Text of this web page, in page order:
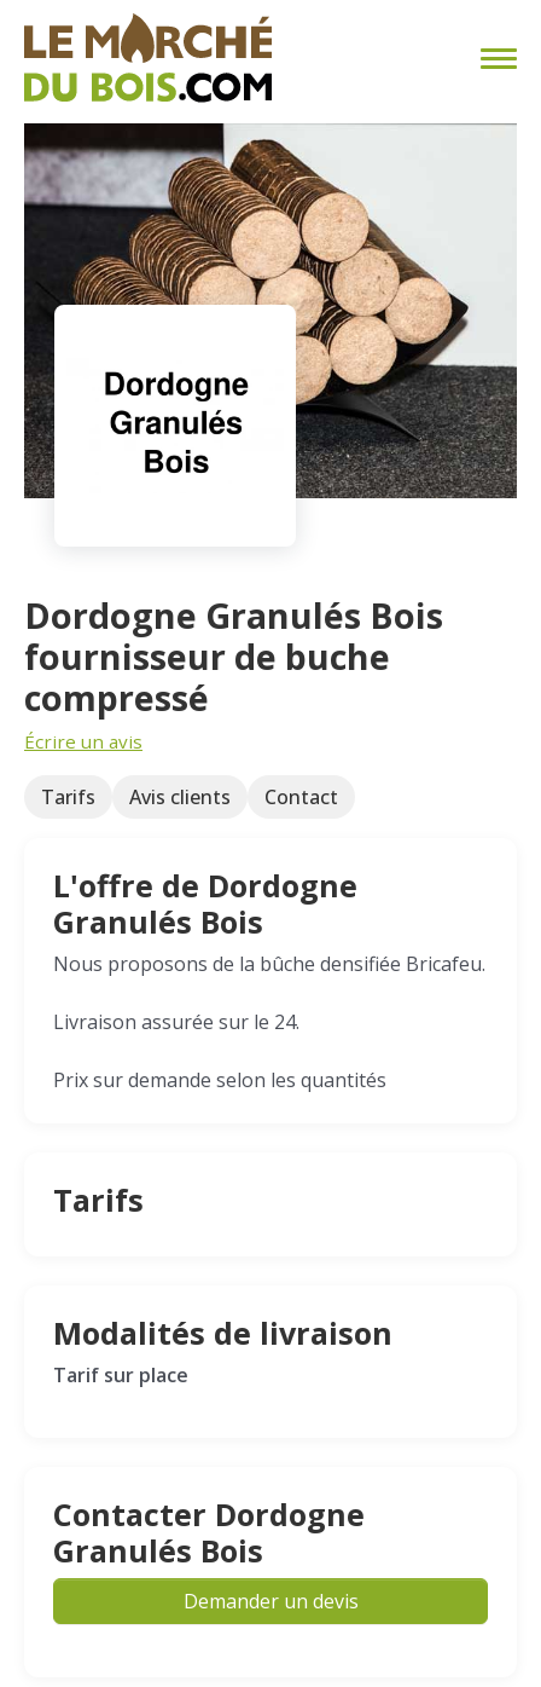
CHAUFFAGE AU BOIS
FAQ
CALCULER SA CONSOMMATION
BLOG
ESPACE PRO
Dordogne Granulés Bois
fournisseur de buche
compressé
Écrire un avis
Tarifs Avis clients Contact
L'offre de Dordogne
Granulés Bois
Nous proposons de la bûche densifiée Bricafeu.
Livraison assurée sur le 24.
Prix sur demande selon les quantités
Tarifs
Modalités de livraison
Tarif sur place
Contacter Dordogne
Granulés Bois
Demander un devis